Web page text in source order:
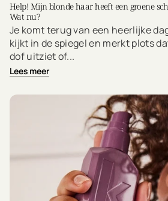
Help! Mijn blonde haar heeft een groene
Wat nu?
Je komt terug van een heerlijke
kijkt in de spiegel en merkt plots
dof uitziet of...
Lees meer